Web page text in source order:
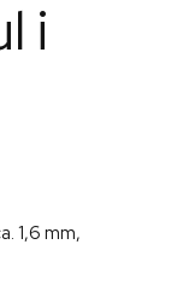
i
1,6 mm,